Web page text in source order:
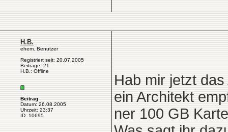
H.B.
ehem. Benutzer
Registriert seit: 20.07.2005
Beiträge: 21
H.B.: Offline
Beitrag
Datum: 26.08.2005
Uhrzeit: 23:37
ID: 10695
Hab mir jetzt
ein Architekt
ner 100 GB